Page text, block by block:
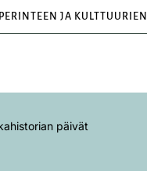
JA
päivät